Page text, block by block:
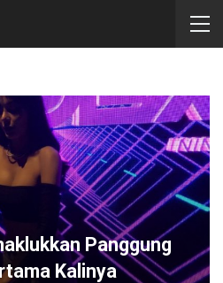
Panggung
Kalinya